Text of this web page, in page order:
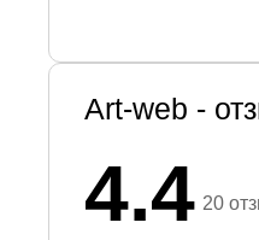
Art-web -
4.4 20